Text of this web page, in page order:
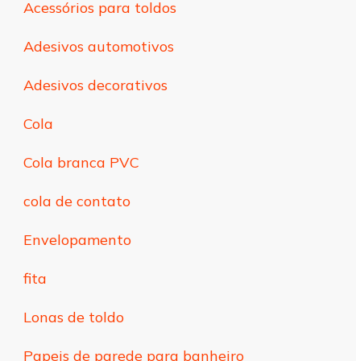
Acessórios para toldos
Adesivos automotivos
Adesivos decorativos
Cola
Cola branca PVC
cola de contato
Envelopamento
fita
Lonas de toldo
Papeis de parede para banheiro